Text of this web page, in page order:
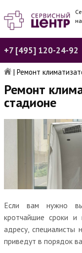
+7 [495] 120-24-92
| Ремонт
Ремонт
стадионе
Если вам нужно
кротчайшие сроки и
адресу, специалисты
приведут в порядок